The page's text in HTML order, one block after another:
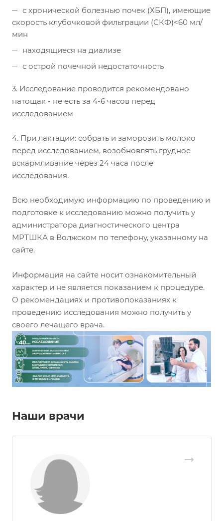
с хронической болезнью почек (ХБП), имеющие
скорость клубочковой фильтрации (СКФ)<60 мл/
мин
находящиеся на диализе
с острой почечной недостаточность
3. Исследование проводится рекомендовано
натощак - не есть за 4-6 часов перед
исследованием
4. При лактации: собрать и заморозить молоко
перед исследованием, возобновлять грудное
вскармливание через 24 часа после
исследования.
Всю необходимую информацию по проведению и
подготовке к исследованию можно получить у
администратора диагностического центра
МРТШКА в Волжском по телефону, указанному на
сайте.
Информация на сайте носит ознакомительный
характер и не является показанием к процедуре.
О рекомендациях и противопоказаниях к
проведению исследования можно получить у
своего лечащего врача.
Наши врачи